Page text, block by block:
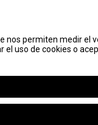
nos permiten medir el
uso de cookies o